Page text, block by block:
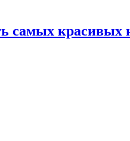
самых